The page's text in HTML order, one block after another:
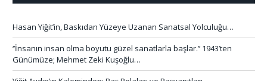
Hasan Yiğit’in, Baskıdan Yüzeye Uzanan Sanatsal Yolculuğu…
‘’İnsanın insan olma boyutu güzel sanatlarla başlar.’’ 1943’ten
Günümüze; Mehmet Zeki Kuşoğlu…